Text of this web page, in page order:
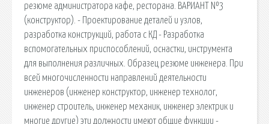
резюме администратора кафе, ресторана. ВАРИАНТ №3
(конструктор). - Проектирование деталей и узлов,
разработка конструкций, работа с КД - Разработка
вспомогательных приспособлений, оснастки, инструмента
для выполнения различных. Образец резюме инженера. При
всей многочисленности направлений деятельности
инженеров (инженер конструктор, инженер технолог,
инженер строитель, инженер механик, инженер электрик и
многие другие) эти должности имеют общие функции -